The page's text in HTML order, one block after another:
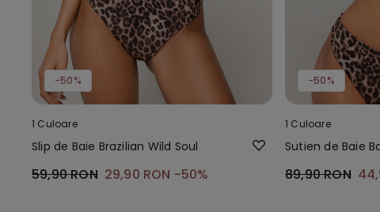
-50%
1 Culoare
Slip de Baie Brazilian Wild Soul
59,90 RON 29,90 RON -50%
-50%
1 Culoare
Sutien de Baie
89,90 RON